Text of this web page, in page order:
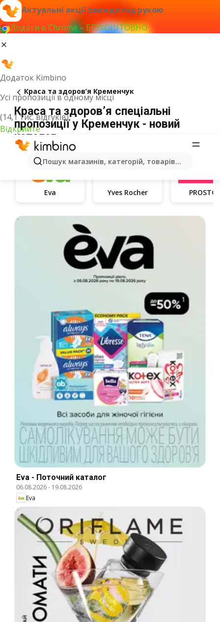
Актуальні акції завжди під рукою
Додати в Chrome – БЕЗКОШТОВНО
Додаток Kimbino
Усі пропозиції в одному місці
(14,1 тис. відгуків)
Відкрийте
Пошук магазинів, категорій, товарів...
Краса та здоров’я Кременчук
Краса та здоров’я спеціальні
пропозиції у Кременчук - новий
каталог
Eva Yves Rocher
Eva - Поточний каталог
06.08.2026- 19.08.2026
Eva